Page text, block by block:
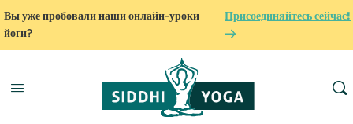
Вы уже пробовали наши онлайн-уроки
йоги?
Присоединяйтесь сейчас!